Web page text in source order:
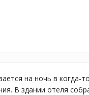
на ночь в когда-
В здании отеля